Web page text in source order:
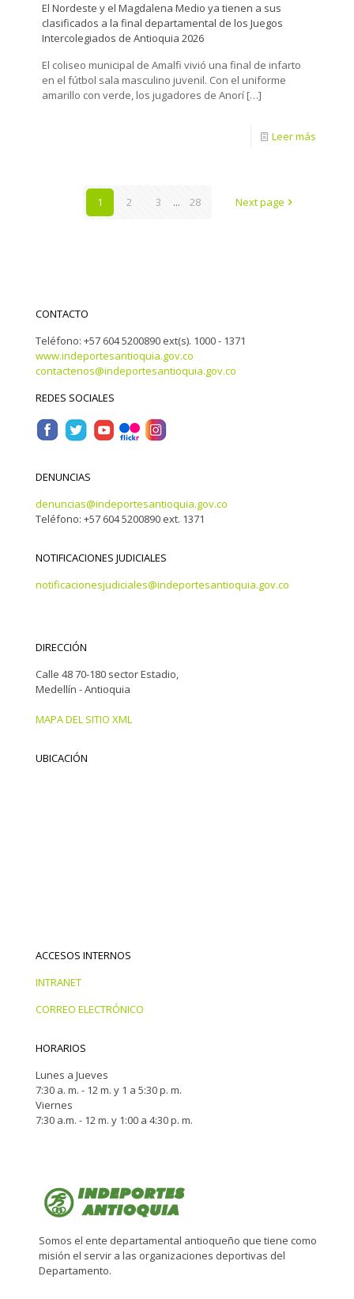
El Nordeste y el Magdalena Medio ya tienen a sus
clasificados a la final departamental de los Juegos
Intercolegiados de Antioquia 2026
El coliseo municipal de Amalfi vivió una final de infarto
en el fútbol sala masculino juvenil. Con el uniforme
amarillo con verde, los jugadores de Anorí […]
Leer más
1 2 3 ... 28 Next page
CONTACTO
Teléfono: +57 604 5200890 ext(s). 1000 - 1371
www.indeportesantioquia.gov.co
contactenos@indeportesantioquia.gov.co
REDES SOCIALES
DENUNCIAS
denuncias@indeportesantioquia.gov.co
Teléfono: +57 604 5200890 ext. 1371
NOTIFICACIONES JUDICIALES
notificacionesjudiciales@indeportesantioquia.gov.co
DIRECCIÓN
Calle 48 70-180 sector Estadio,
Medellín - Antioquia
MAPA DEL SITIO XML
UBICACIÓN
ACCESOS INTERNOS
INTRANET
CORREO ELECTRÓNICO
HORARIOS
Lunes a Jueves
7:30 a. m. - 12 m. y 1 a 5:30 p. m.
Viernes
7:30 a.m. - 12 m. y 1:00 a 4:30 p. m.
Somos el ente departamental antioqueño que tiene como
misión el servir a las organizaciones deportivas del
Departamento.